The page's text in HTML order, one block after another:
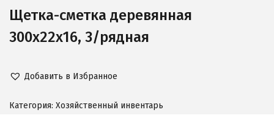
Щетка-сметка деревянная
300х22х16, 3/рядная
Добавить в Избранное
Категория: Хозяйственный инвентарь